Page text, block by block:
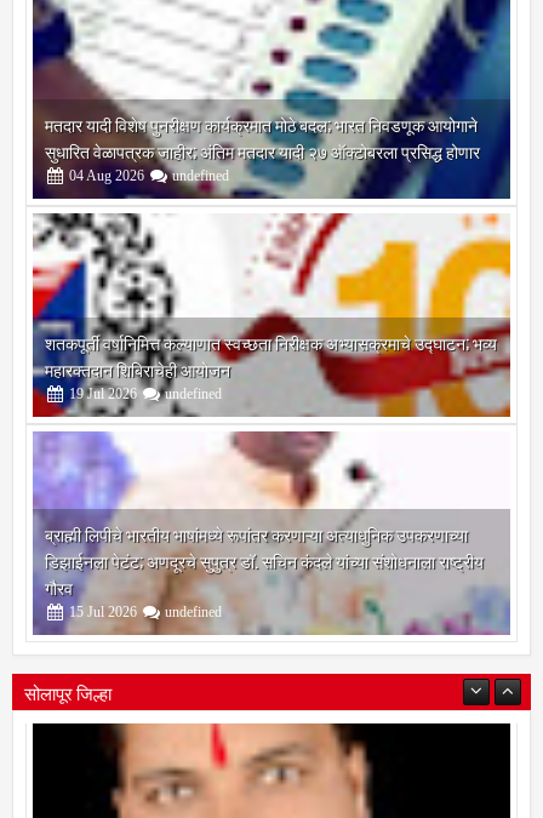
मतदार यादी विशेष पुनरीक्षण कार्यक्रमात मोठे बदल; भारत निवडणूक आयोगाने
सुधारित वेळापत्रक जाहीर; अंतिम मतदार यादी २७ ऑक्टोबरला प्रसिद्ध होणार
Aug undefined
शतकपूर्ती वर्षानिमित्त कल्याणात स्वच्छता निरीक्षक अभ्यासक्रमाचे उद्घाटन; भव्य
महारक्तदान शिबिराचेही आयोजन
19 Jul 2026 undefined
ब्राह्मी लिपीचे भारतीय भाषांमध्ये रूपांतर करणाऱ्या अत्याधुनिक उपकरणाच्या
डिझाईनला पेटंट; अणदूरचे सुपुत्र डॉ. सचिन कंदले यांच्या संशोधनाला राष्ट्रीय
गौरव
15 2026
सोलापूर जिल्हा